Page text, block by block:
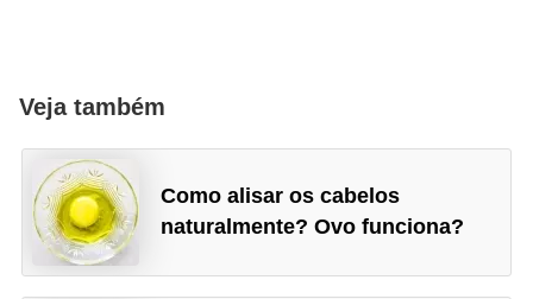
Veja também
Como alisar os cabelos
naturalmente? Ovo funciona?